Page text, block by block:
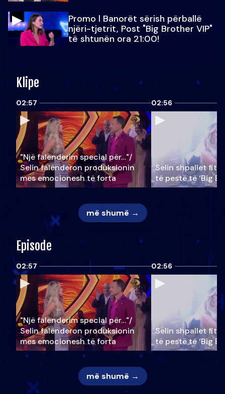
Promo l Banorët sërish përballë
njëri-tjetrit, Post "Big Brother VIP"
të shtunën ora 21:00!
Klipe
02:57
"Një falenderim special për…"/
Selin falënderon produksionin
mes emocionesh të forta
02:56
Selin shpallet
të pestë të ‘Big
më shumë →
Episode
02:57
"Një falenderim special për…"/
Selin falënderon produksionin
mes emocionesh të forta
02:56
Selin shpallet
të pestë të ‘Big
më shumë →